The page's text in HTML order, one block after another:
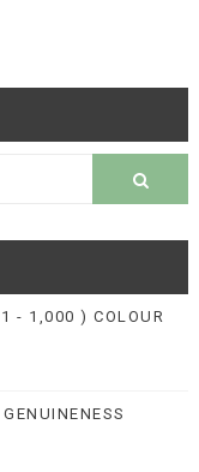
1,000 ) COLOUR